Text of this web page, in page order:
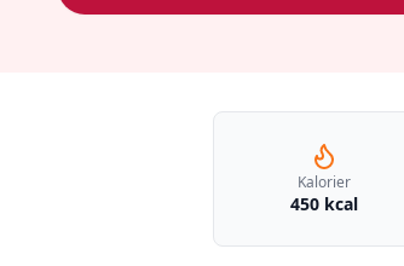
Kalorier
450 kcal